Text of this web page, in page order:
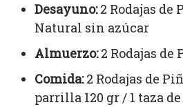
Desayuno:2 Rodajas de
Natural sin azúcar
Almuerzo:2 Rodajas de
Comida:2 Rodajas de
parrilla 120 gr / 1 taza